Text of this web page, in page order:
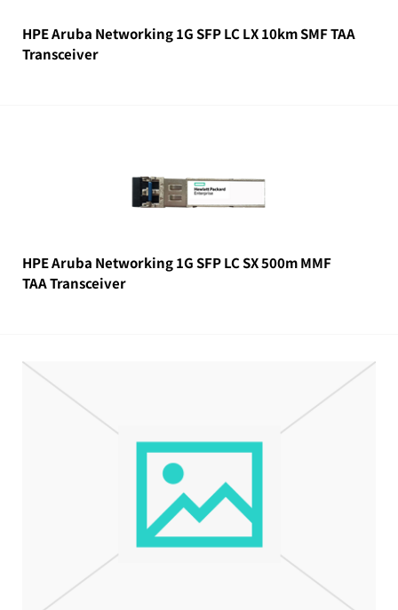
HPE Aruba Networking 1G SFP LC LX 10km SMF TAA
Transceiver
HPE Aruba Networking 1G SFP LC SX 500m MMF
TAA Transceiver